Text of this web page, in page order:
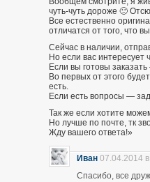
чуть-чуть дороже 🙂
Все естественно
отличатся от того, что
Сейчас в наличии,
Но если вас
Если вы готовы
Во первых от этого
есть.
Если есть вопросы —
Так же если хотите
Но лучше по почте, тк
Жду вашего ответа!»
Иван 07.04.2014
Спасибо, все